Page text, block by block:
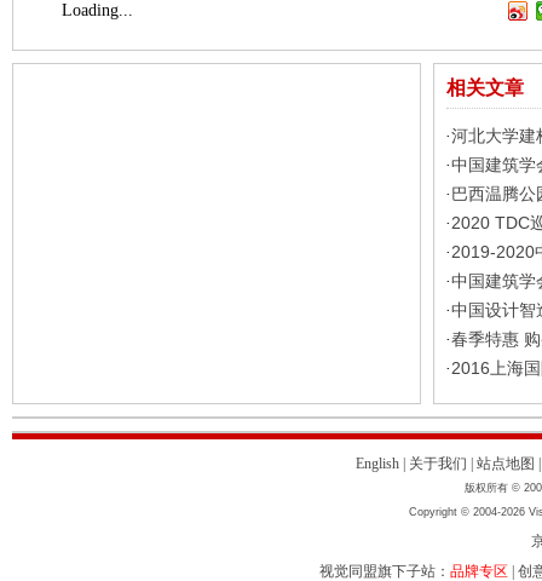
Loading...
相关文章
·河北大学
·中国建筑
· 巴西温腾公
· 2020 TDC
· 2019-2020
·中国建筑
·中国设计智
·春季特惠
· 2016上海
English 关于我们 站点地图
版权所有 ©
Copyright © 2004-2026
视觉同盟旗下子站： 品牌专区 创